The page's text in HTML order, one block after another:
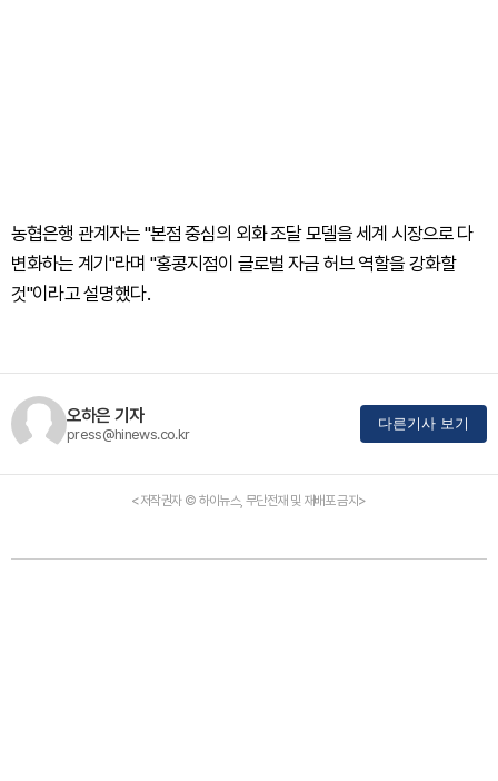
농협은행 관계자는 "본점 중심의 외화 조달 모델을 세계 시장으로 다
변화하는 계기"라며 "홍콩지점이 글로벌 자금 허브 역할을 강화할
것"이라고 설명했다.
오하은 기자
press@hinews.co.kr
다른기사 보기
<저작권자 © 하이뉴스, 무단전재 및 재배포 금지>